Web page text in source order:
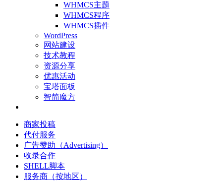
WHMCS主题
WHMCS程序
WHMCS插件
WordPress
网站建设
技术教程
资源分享
优惠活动
宝塔面板
智简魔方
商家投稿
代付服务
广告赞助（Advertising）
收录合作
SHELL脚本
服务商（按地区）